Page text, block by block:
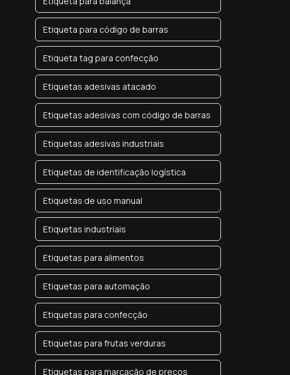
Etiqueta para código de barras
Etiqueta tag para confecção
Etiquetas adesivas atacado
Etiquetas adesivas com código de barras
Etiquetas adesivas industriais
Etiquetas de identificação logística
Etiquetas de uso manual
Etiquetas industriais
Etiquetas para alimentos
Etiquetas para automação
Etiquetas para confecção
Etiquetas para frutas verduras
Etiquetas para marcação de preços